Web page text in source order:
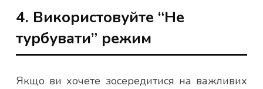
4. Використовуйте “Не
турбувати” режим
Якщо ви хочете зосередитися на важливих